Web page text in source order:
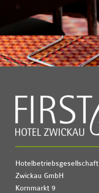
Hotelbetriebsgesellschaft
Zwickau GmbH
Kornmarkt 9